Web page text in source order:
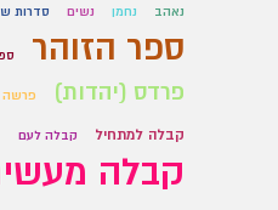
נאהב נחמן נשים סדרות
ספר הזוהר
פרדס (יהדות) פרשה
קבלה למתחיל קבלה לעם
קבלה